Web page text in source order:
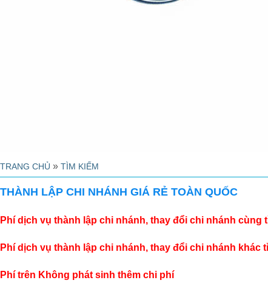
TRANG CHỦ » TÌM KIẾM
THÀNH LẬP CHI NHÁNH GIÁ RẺ TOÀN QUỐC
Phí dịch vụ thành lập chi nhánh, thay đổi chi nhánh cùng
Phí dịch vụ thành lập chi nhánh, thay đổi chi nhánh khác
Phí trên Không phát sinh thêm chi phí